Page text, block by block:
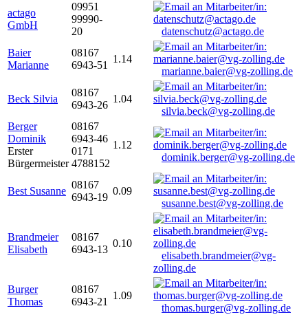
actago
GmbH
09951
99990-
20
datenschutz@actago.de
Baier
Marianne
08167
6943-51
1.14
marianne.baier@vg-zolling.de
Beck Silvia
08167
6943-26
1.04
silvia.beck@vg-zolling.de
Berger
Dominik
Erster
Bürgermeister
08167
6943-46
0171
4788152
1.12
dominik.berger@vg-zolling.de
Best Susanne
08167
6943-19
0.09
susanne.best@vg-zolling.de
Brandmeier
Elisabeth
08167
6943-13
0.10
elisabeth.brandmeier@vg-
zolling.de
Burger
Thomas
08167
6943-21
1.09
thomas.burger@vg-zolling.de